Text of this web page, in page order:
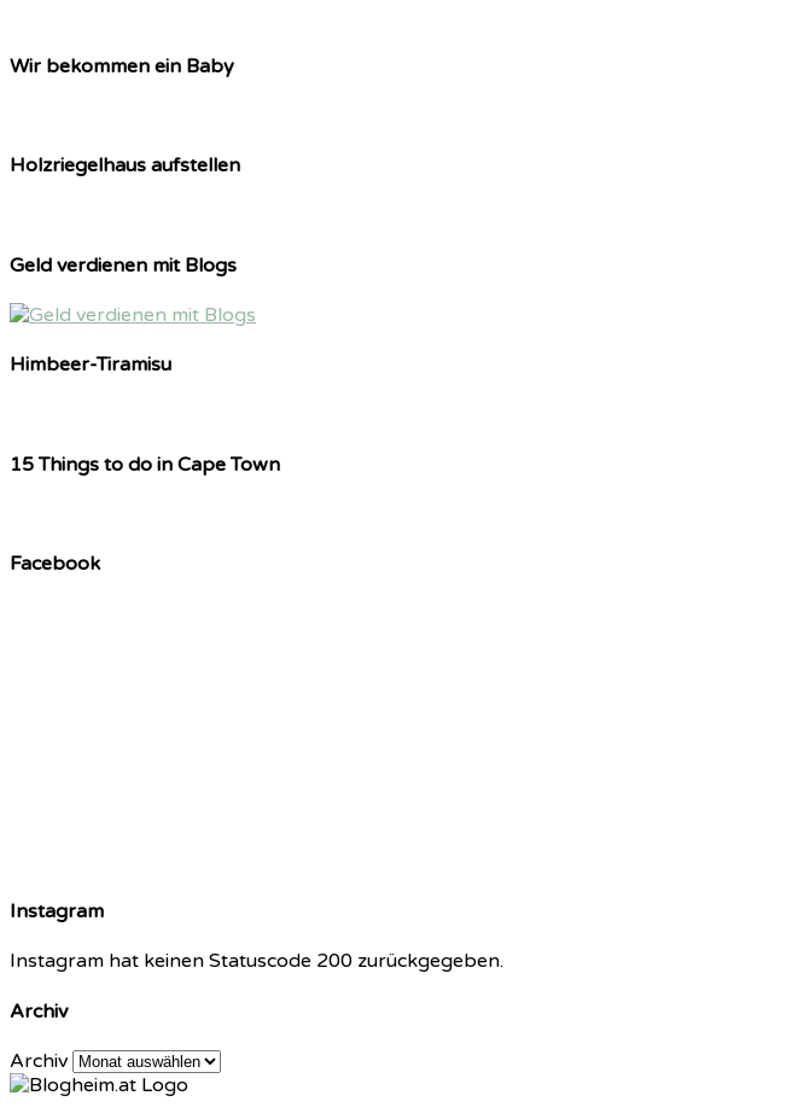
Wir bekommen ein Baby
Holzriegelhaus aufstellen
Geld verdienen mit Blogs
Himbeer-Tiramisu
15 Things to do in Cape Town
Facebook
Instagram
Instagram hat keinen Statuscode 200 zurückgegeben.
Archiv
Archiv